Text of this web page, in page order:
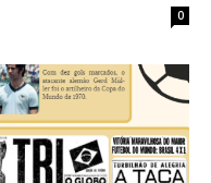
0